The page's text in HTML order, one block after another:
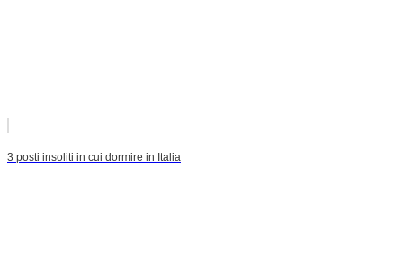
3 posti insoliti in cui dormire in Italia